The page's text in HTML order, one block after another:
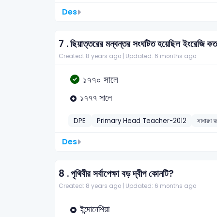
Des
7 .ছিয়াত্তরের মন্বন্তর সংঘটিত হয়েছিল ইংরেজি
Created: 8 years ago | Updated: 6 months ago
১৭৭০ সালে
১৭৭৭ সালে
DPE Primary Head Teacher-2012 সাধারণ
Des
8 .পৃথিবীর সর্বাপেক্ষা বড় দ্বীপ কোনটি?
Created: 8 years ago | Updated: 6 months ago
ইন্দোনেশিয়া